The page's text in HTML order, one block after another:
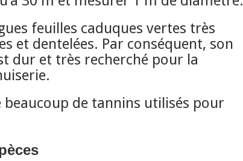
feuilles caduques vertes très
et dentelées. Par conséquent, son
dur et très recherché pour la
de tannins utilisés pour